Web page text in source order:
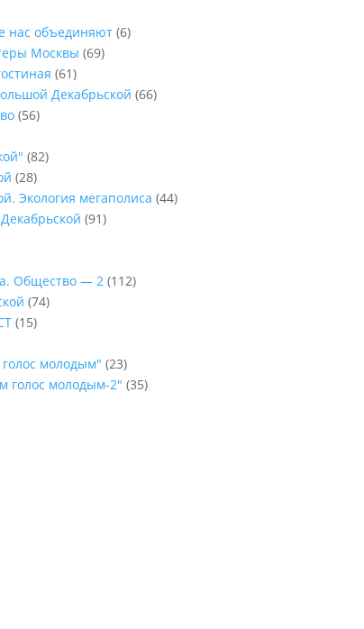
нас объединяют (6)
Москвы (69)
(61)
Декабрьской (66)
(56)
(82)
(28)
Экология мегаполиса (44)
(91)
Общество — 2 (112)
(74)
(15)
молодым" (23)
голос молодым-2" (35)